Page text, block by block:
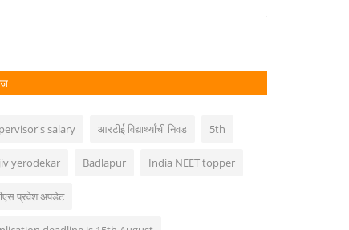
salary आरटीई विद्यार्थ्यांची निवड 5th
yerodekar Badlapur India NEET topper
प्रवेश अपडेट